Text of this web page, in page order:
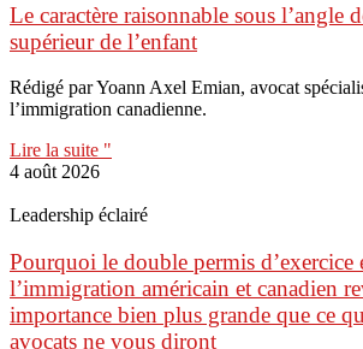
Le caractère raisonnable sous l’angle
supérieur de l’enfant
Rédigé par Yoann Axel Emian, avocat
l’immigration canadienne.
Lire la suite "
4 août 2026
Leadership éclairé
Pourquoi le double permis d’exercice
l’immigration américain et canadien
importance bien plus grande que ce
avocats ne vous diront